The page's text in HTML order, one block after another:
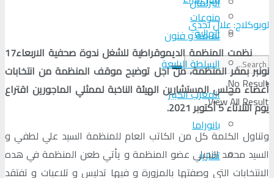
منوعات
ثقافة و فنون
No Result
View All Result
الجالية
السلطة الرابعة
المغرب الكبير
بانوراما
تقارير
لوبوكلاج: علال نجدي
نظمت المنظمة الديموقراطية للشغل ندوة صحفية الاربعاء17
نونبر بمقر المنظمة، من اجل توضيح موقف المنظمة من انتخابات
أعضاء مجلس المستشارين الهيئة الناخبة لممثلي الماجورين اقتراع
يوم الثلاثاء 5 أكتوبر 2021.
وتناول الكلمة كل من الكاتب العام للمنظمة السيد علي لطفي و
السيد محمد النحيلي عضو المنظمة و يأتي طعن المنظمة في هده
الانتخابات التي وصفتها بالمزورة و فيها تدليس و تلاعبات و تفتقد